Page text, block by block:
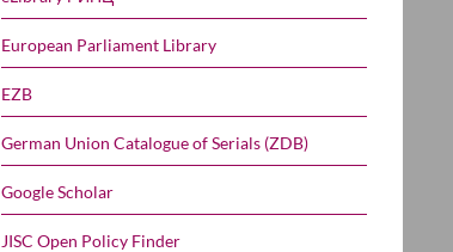
European Parliament Library
EZB
German Union Catalogue of Serials (ZDB)
Google Scholar
JISC Open Policy Finder